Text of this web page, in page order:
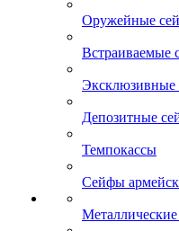
Оружейные
Встраиваемые
Эксклюзивные
Депозитные
Темпокассы
Сейфы